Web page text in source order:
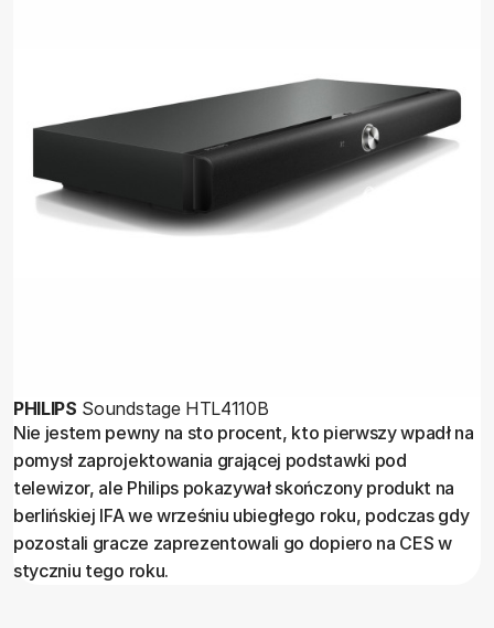
PHILIPS Soundstage HTL4110B
Nie jestem pewny na sto procent, kto pierwszy wpadł na
pomysł zaprojektowania grającej podstawki pod
telewizor, ale Philips pokazywał skończony produkt na
berlińskiej IFA we wrześniu ubiegłego roku, podczas gdy
pozostali gracze zaprezentowali go dopiero na CES w
styczniu tego roku.